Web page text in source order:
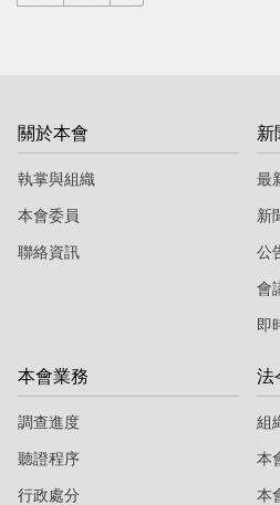
關於本會
執掌與組織
本會委員
聯絡資訊
新
最
新
公
會
即
本會業務
調查進度
聽證程序
行政處分
法
組
本
本